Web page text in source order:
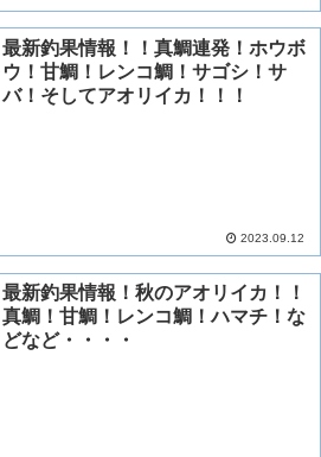
最新釣果情報！！真鯛連発！ホウボ
ウ！甘鯛！レンコ鯛！サゴシ！サ
バ！そしてアオリイカ！！！
2023.09.12
最新釣果情報！秋のアオリイカ！！
真鯛！甘鯛！レンコ鯛！ハマチ！な
どなど・・・・